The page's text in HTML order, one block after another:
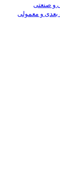
و صنعتی
بعدی و معمولی